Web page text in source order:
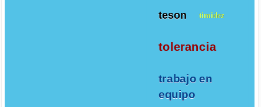
teson timidez
tolerancia
trabajo en
equipo